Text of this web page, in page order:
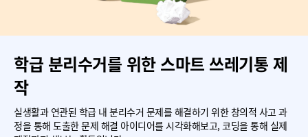
학급 분리수거를 위한 스마트 쓰레기통 제
작
실생활과 연관된 학급 내 분리수거 문제를 해결하기 위한 창의적 사고 과
정을 통해 도출한 문제 해결 아이디어를 시각화해보고, 코딩을 통해 실제